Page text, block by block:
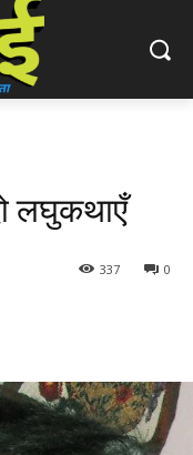
लघुकथाएँ
0
337